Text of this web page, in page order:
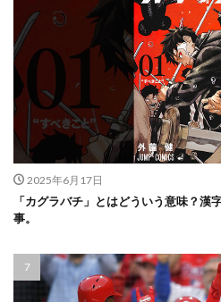
2025年6月17日
「カグラバチ」とはどういう意味？漢
事。